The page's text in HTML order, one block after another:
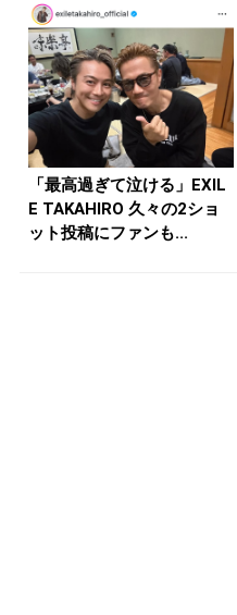
「最高過ぎて泣ける」EXIL
E TAKAHIRO 久々の2ショ
ット投稿にファンも...